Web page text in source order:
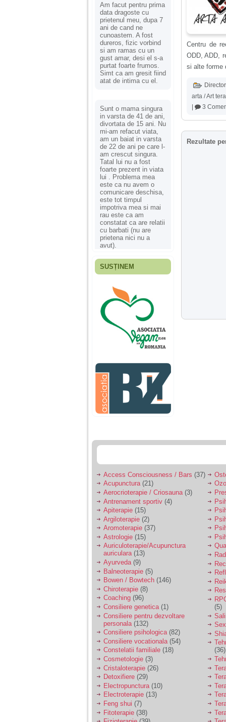
Am facut pentru prima
data dragoste cu
prietenul meu, dupa 7
ani de cand ne
cunoastem. A fost
dureros, fizic vorbind
si am ramas cu un
gust amar, desi el s-a
purtat foarte frumos.
Simt ca am gresit fiind
atat de intima cu el.
Sunt o mama singura
in varsta de 41 de ani,
divortata de 15 ani. Nu
mi-am refacut viata,
am un baiat in varsta
de 22 de ani pe care l-
am crescut singura.
Tatal lui nu a fost
foarte prezent in viata
lui . Problema mea
este ca nu avem o
comunicare deschisa,
este tot timpul
impotriva mea si mai
rau este ca am
constatat ca are relatii
cu barbati (nu are
prietena nici nu a
avut).
Fiica mea s-a nascut
ani, privind in urma
realizez cat de multe
greseli am facut in
educatia si cresterea
ei, am fost o mama
egoista, preocupata
de implinirea
profesionala, cand ea
era mica am neglijat-
agresiva, orice
greseala era taxata cu
o palma sau pedepse.
De 4 ani am o relatie
serioasa cu un barbat
sa se manifeste o
Ma aflu aici pentru ca
vreau sa stiu daca am
nevoie de un psiholog
sau psihiatru.
Sunt casatorita, am
31 de ani si un copil in
varsta de 2 ani care
mi-e lumina ochilor.
De ceva timp simt ca
mi s-a adunat
oboseala, o oboseala
cronica de care nu pot
scapa si simt ca din
cauza ei nu pot
controla nervii si
cateodata are copilul
de suferit.
Am o bariera peste
care nu pot trece:
prietena mea a ramas
insarcinata cu o fata.
Am fost de comun
acord sa facem un
copil, cu gandul ca e
baiat.
SUSȚINEM
Centru de
ODD, ADD,
si alte forme
arta / Art
3
Rezultate
Access Consciousness / Bars (37)
Acupunctura(21)
Aerocrioterapie / Criosauna (3)
Antrenament sportiv (4)
Apiterapie (15)
Argiloterapie (2)
Aromoterapie (37)
Astrologie (15)
Auriculoterapie/Acupunctura
auriculara(13)
Ayurveda(9)
Balneoterapie (5)
Bowen / Bowtech (146)
Chiroterapie (8)
Coaching (96)
Consiliere genetica(1)
Consiliere pentru dezvoltare
personala (132)
Consiliere psihologica(82)
Consiliere vocationala (54)
Constelatii familiale (18)
Cosmetologie (3)
Cristaloterapie (26)
Detoxifiere (29)
Electropunctura (10)
Electroterapie (13)
Feng shui (7)
Fitoterapie (38)
(5)
(36)